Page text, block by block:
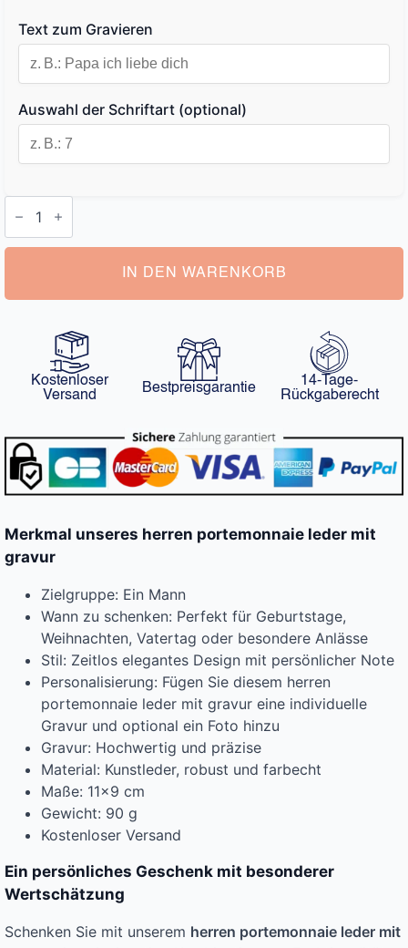
Text zum Gravieren
Auswahl der Schriftart (optional)
Herren
Portemonnaie
Leder
mit
IN DEN WARENKORB
Kostenloser
Versand
Bestpreisgarantie
14-Tage-
Rückgaberecht
Merkmal unseres herren portemonnaie leder mit
gravur
Zielgruppe: Ein Mann
Wann zu schenken: Perfekt für Geburtstage,
Weihnachten, Vatertag oder besondere Anlässe
Stil: Zeitlos elegantes Design mit persönlicher Note
Personalisierung: Fügen Sie diesem herren
portemonnaie leder mit gravur eine individuelle
Gravur und optional ein Foto hinzu
Gravur: Hochwertig und präzise
Material: Kunstleder, robust und farbecht
Maße: 11×9 cm
Gewicht: 90 g
Kostenloser Versand
Ein persönliches Geschenk mit besonderer
Wertschätzung
Schenken Sie mit unserem herren portemonnaie leder mit